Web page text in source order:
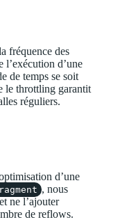
fréquence des
d’une
de temps se soit
le throttling garantit
réguliers.
d’une
, nous
ne l’ajouter
de reflows.